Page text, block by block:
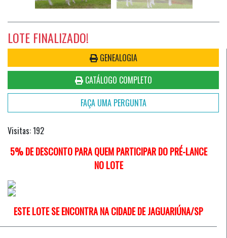
LOTE FINALIZADO!
GENEALOGIA
CATÁLOGO COMPLETO
FAÇA UMA PERGUNTA
Visitas: 192
5% DE DESCONTO PARA QUEM PARTICIPAR DO PRÉ-LANCE
NO LOTE
ESTE LOTE SE ENCONTRA NA CIDADE DE JAGUARIÚNA/SP